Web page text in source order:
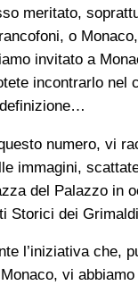
meritato,
o
invitato a
incontrarlo nel
numero, vi
immagini,
del Palazzo in
Storici dei
l’iniziativa che,
vi